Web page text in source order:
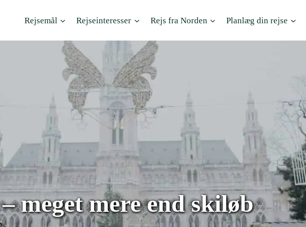
Rejsemål Rejseinteresser Rejs fra Norden Planlæg din rejse
meget mere end skiløb